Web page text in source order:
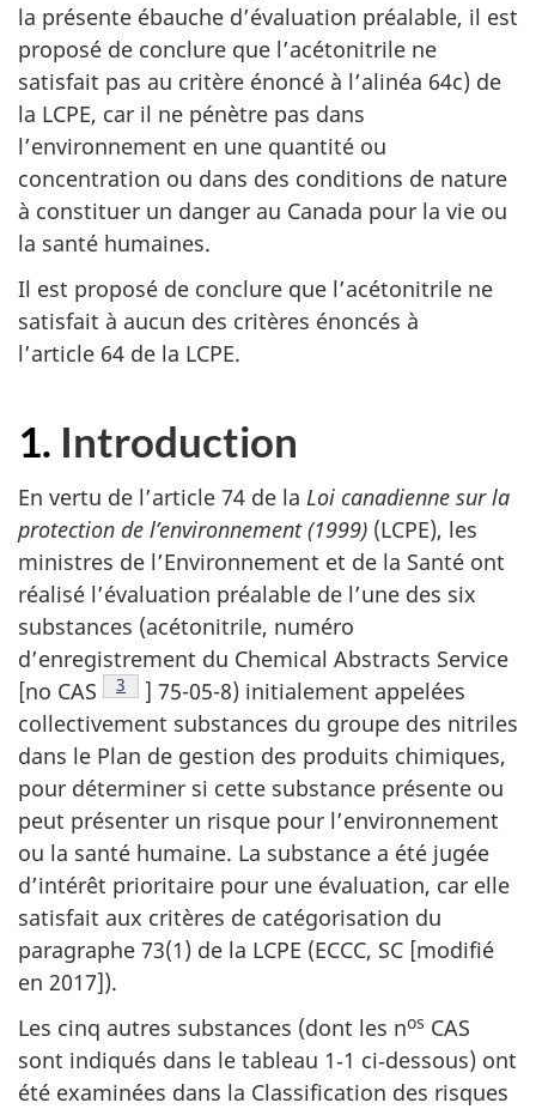
la présente ébauche d’évaluation préalable, il est
proposé de conclure que l’acétonitrile ne
satisfait pas au critère énoncé à l’alinéa 64c) de
la LCPE, car il ne pénètre pas dans
l’environnement en une quantité ou
concentration ou dans des conditions de nature
à constituer un danger au Canada pour la vie ou
la santé humaines.
Il est proposé de conclure que l’acétonitrile ne
satisfait à aucun des critères énoncés à
l’article 64 de la LCPE.
1. Introduction
En vertu de l’article 74 de la Loi canadienne sur la
protection de l’environnement (1999) (LCPE), les
ministres de l’Environnement et de la Santé ont
réalisé l’évaluation préalable de l’une des six
substances (acétonitrile, numéro
d’enregistrement du Chemical Abstracts Service
[no CAS
Note de bas de page
3
] 75-05-8) initialement appelées
collectivement substances du groupe des nitriles
dans le Plan de gestion des produits chimiques,
pour déterminer si cette substance présente ou
peut présenter un risque pour l’environnement
ou la santé humaine. La substance a été jugée
d’intérêt prioritaire pour une évaluation, car elle
satisfait aux critères de catégorisation du
paragraphe 73(1) de la LCPE (ECCC, SC [modifié
en 2017]).
Les cinq autres substances (dont les nos CAS
sont indiqués dans le tableau 1‑1 ci‑dessous) ont
été examinées dans la Classification des risques